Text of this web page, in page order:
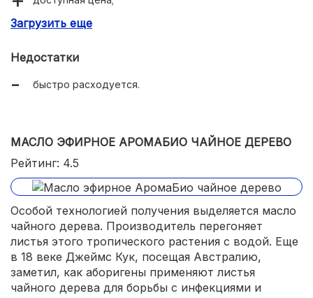
приятный аромат.
Загрузить еще
Недостатки
быстро расходуется.
МАСЛО ЭФИРНОЕ АРОМАБИО ЧАЙНОЕ ДЕРЕВО
Рейтинг: 4.5
Особой технологией получения выделяется масло
чайного дерева. Производитель перегоняет
листья этого тропического растения с водой. Еще
в 18 веке Джеймс Кук, посещая Австралию,
заметил, как аборигены применяют листья
чайного дерева для борьбы с инфекциями и